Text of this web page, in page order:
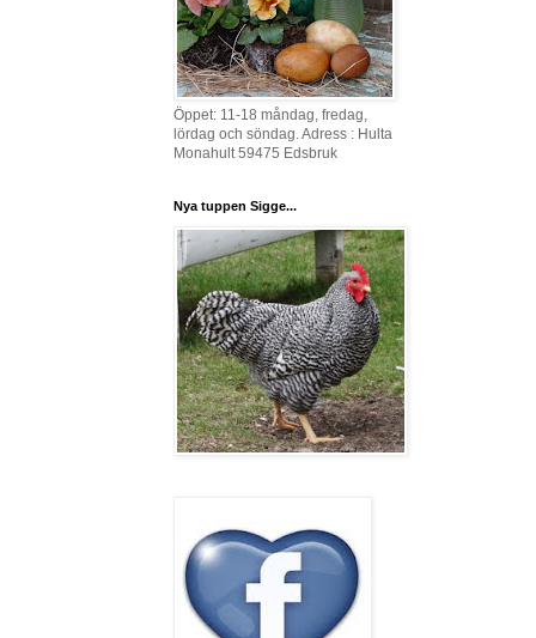
Öppet: 11-18 måndag, fredag,
lördag och söndag. Adress : Hulta
Monahult 59475 Edsbruk
Nya tuppen Sigge...